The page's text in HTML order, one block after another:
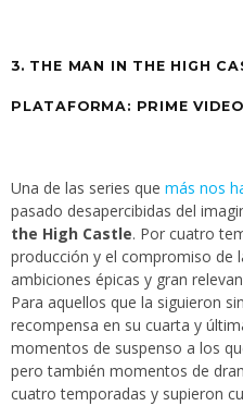
3. THE MAN IN THE HIGH
PLATAFORMA: PRIME VIDEO
Una de las series que más nos
pasado desapercibidas del
the High Castle. Por cuatro
producción y el compromiso de
ambiciones épicas y gran
Para aquellos que la siguieron
recompensa en su cuarta y
momentos de suspenso a los
pero también momentos de
cuatro temporadas y supieron